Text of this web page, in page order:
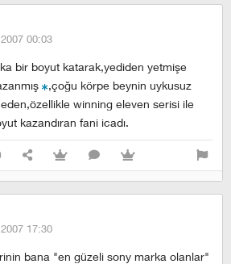
00:03
bir boyut katarak,yediden yetmişe
,çoğu körpe beynin uykusuz
winning eleven serisi ile
kazandıran fani icadı.
17:30
bana "en güzeli sony marka olanlar"